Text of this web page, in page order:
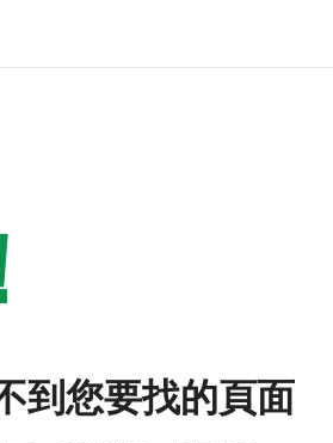
到您要找的頁面